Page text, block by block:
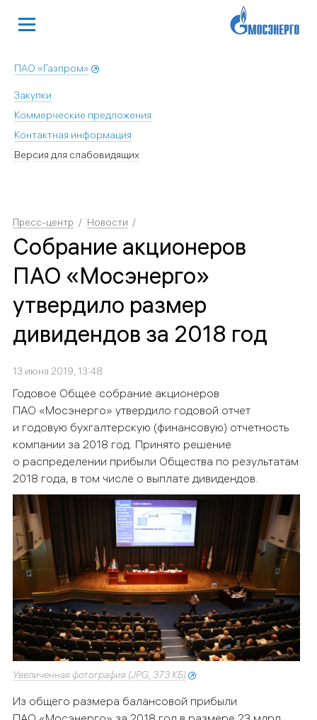
ПАО «Газпром»
Закупки
Коммерческие предложения
Контактная информация
Версия для слабовидящих
Пресс-центр Новости
Собрание акционеров
ПАО «Мосэнерго»
утвердило размер
дивидендов за 2018 год
13 июня 2019, 13:48
Годовое Общее собрание акционеров
ПАО «Мосэнерго» утвердило годовой отчет
и годовую бухгалтерскую (финансовую) отчетность
компании за 2018 год. Принято решение
о распределении прибыли Общества по результатам
2018 года, в том числе о выплате дивидендов.
Увеличенная фотография (JPG, 373 КБ)
Из общего размера балансовой прибыли